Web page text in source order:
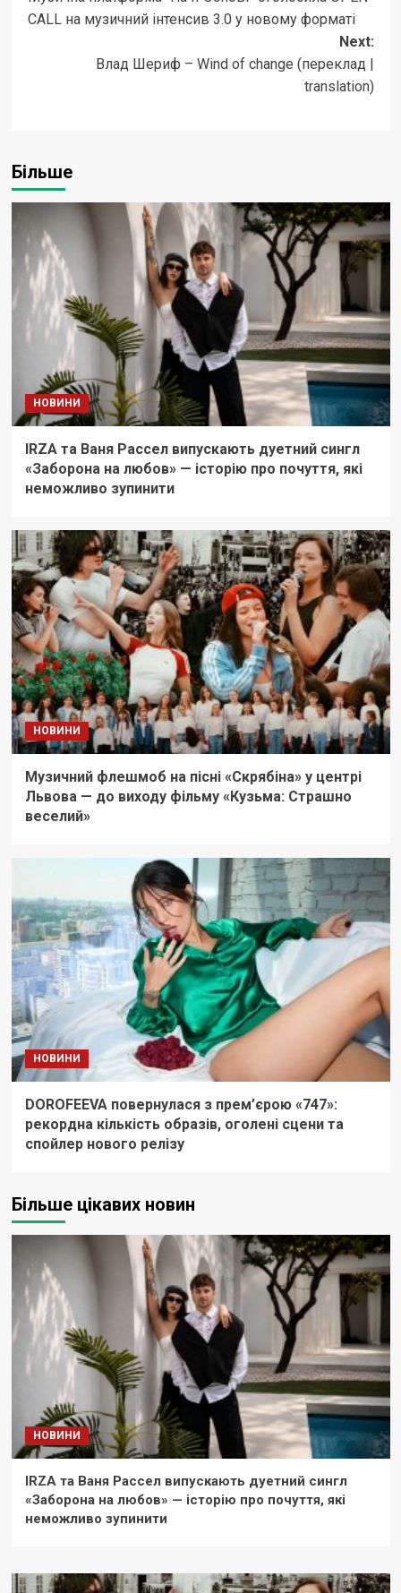
navigation
CALL на музичний інтенсив 3.0 у новому форматі
Next:
Влад Шериф – Wind of change (переклад |
translation)
Більше
НОВИНИ
IRZA та Ваня Рассел випускають дуетний сингл
«Заборона на любов» — історію про почуття, які
неможливо зупинити
НОВИНИ
Музичний флешмоб на пісні «Скрябіна» у центрі
Львова — до виходу фільму «Кузьма: Страшно
веселий»
НОВИНИ
DOROFEEVA повернулася з прем’єрою «747»:
рекордна кількість образів, оголені сцени та
спойлер нового релізу
Більше цікавих новин
НОВИНИ
IRZA та Ваня Рассел випускають дуетний сингл
«Заборона на любов» — історію про почуття, які
неможливо зупинити